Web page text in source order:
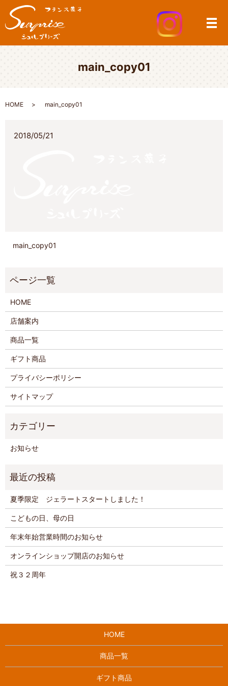
メ
main_copy01
HOME main_copy01
2018/05/21
main_copy01
HOME
店舗案内
商品一覧
ギフト商品
プライバシーポリシー
サイトマップ
お知らせ
夏季限定 ジェラートスタートしました！
こどもの日、母の日
年末年始営業時間のお知らせ
オンラインショップ開店のお知らせ
祝３２周年
HOME
商品一覧
ギフト商品